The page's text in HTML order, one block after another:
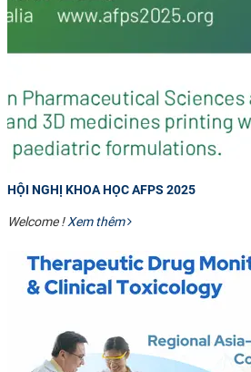
HỘI NGHỊ KHOA HỌC AFPS 2025
Welcome !Xem thêm